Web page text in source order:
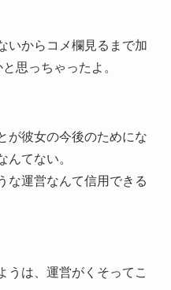
いからコメ欄見るまで加
思っちゃったよ。
が彼女の今後のためにな
んてない。
な運営なんて信用できる
うは、運営がくそってこ